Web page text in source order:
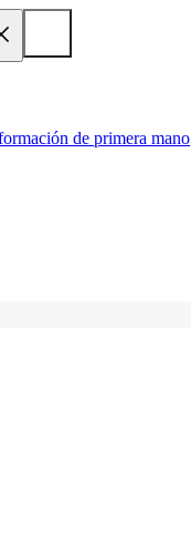
de primera mano